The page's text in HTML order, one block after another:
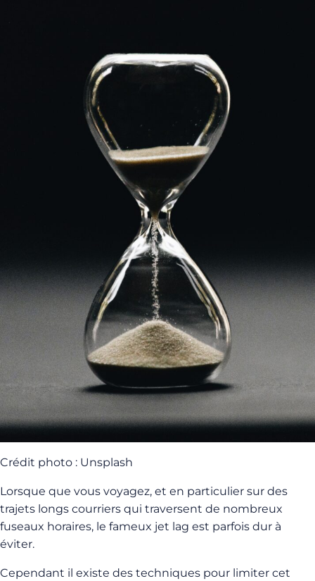
Crédit photo : Unsplash
Lorsque que vous voyagez, et en particulier sur des
trajets longs courriers qui traversent de nombreux
fuseaux horaires, le fameux jet lag est parfois dur à
éviter.
Cependant il existe des techniques pour limiter cet